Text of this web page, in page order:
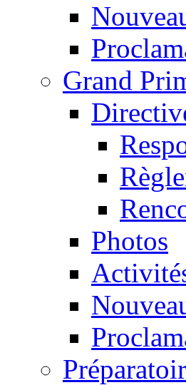
Grand
Photos